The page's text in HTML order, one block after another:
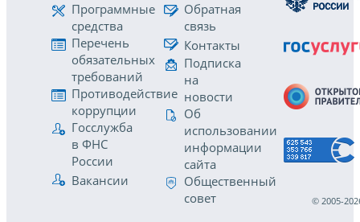
Программные
средства
Перечень
обязательных
требований
Противодействие
коррупции
Госслужба
в ФНС
России
Вакансии
Обратная
связь
Контакты
Подписка
на
новости
Об
использовании
информации
сайта
Общественный
совет
© 2005-